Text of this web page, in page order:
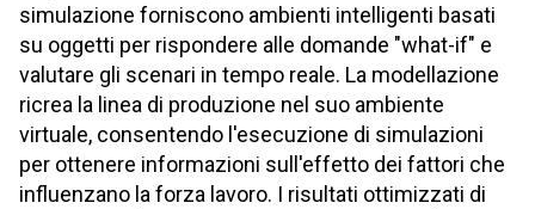
simulazione forniscono ambienti intelligenti basati
su oggetti per rispondere alle domande "what-if" e
valutare gli scenari in tempo reale. La modellazione
ricrea la linea di produzione nel suo ambiente
virtuale, consentendo l'esecuzione di simulazioni
per ottenere informazioni sull'effetto dei fattori che
influenzano la forza lavoro. I risultati ottimizzati di